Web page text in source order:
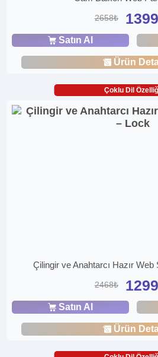
2658₺
Satın Al
Ürün
Çoklu Dil
Çilingir ve Anahtarcı Hazır
2468₺
Satın Al
Ürün